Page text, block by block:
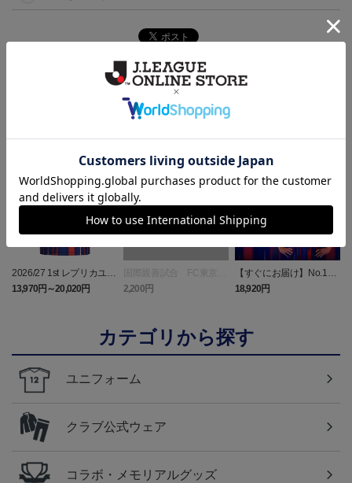
2026/27 1st レプリカユニ
フォーム 半袖
13,970円～20,020円
国際親善試合 FC東京
対 ボルシア ドルトムン
ト プリントタオルマフ
2,200円
【すぐにお届け】No.10
佐藤 恵允選手 2026/27 1s
t レプリカユニフォーム
18,920円
カテゴリから探す
ユニフォーム
クラブ公式ウェア
コラボ・メモリアルグッズ